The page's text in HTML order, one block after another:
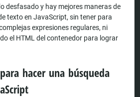
desfasado y hay mejores maneras de
texto en JavaScript, sin tener para
expresiones regulares, ni
el HTML del contenedor para lograr
hacer una búsqueda